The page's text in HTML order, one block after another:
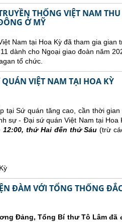
THỐNG VIỆT NAM
Ở MỸ
Nam tại Hoa Kỳ đã tham gia gian
dành cho Ngoại giao đoàn năm
tổ chức.
VIỆT NAM TẠI HOA KỲ
tại Sứ quán tăng cao, cần thời
sự - Đại sứ quán Việt Nam tại
thứ Hai đến thứ Sáu (trừ
ĐÀM VỚI TỔNG THỐNG
Đảng, Tổng Bí thư Tô Lâm